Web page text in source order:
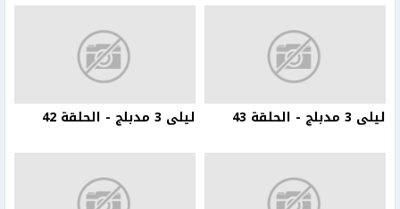
ليلى 3 مدبلج - الحلقة 43 ليلى 3 مدبلج - الحلقة 42